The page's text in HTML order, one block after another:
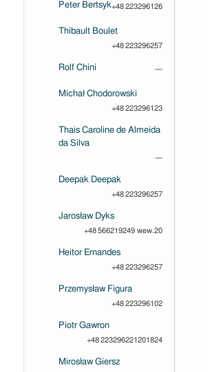
Peter Bertsyk+48 223296126
Thibault Boulet
+48 223296257
Rolf Chini —
Michał Chodorowski
+48 223296123
Thais Caroline de Almeida
da Silva
—
Deepak Deepak
+48 223296257
Jarosław Dyks
+48 566219249 wew.20
Heitor Ernandes
+48 223296257
Przemysław Figura
+48 223296102
Piotr Gawron
+48 223296221201824
Mirosław Giersz